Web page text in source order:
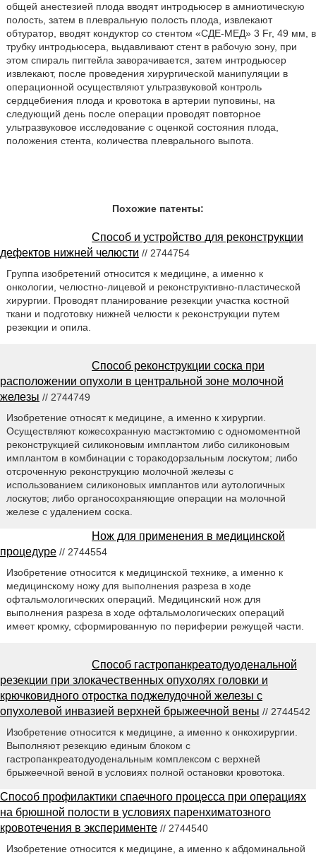
общей анестезией плода вводят интродьюсер в амниотическую
полость, затем в плевральную полость плода, извлекают
обтуратор, вводят кондуктор со стентом «СДЕ-МЕД» 3 Fr, 49 мм, в
трубку интродьюсера, выдавливают стент в рабочую зону, при
этом спираль пигтейла заворачивается, затем интродьюсер
извлекают, после проведения хирургической манипуляции в
операционной осуществляют ультразвуковой контроль
сердцебиения плода и кровотока в артерии пуповины, на
следующий день после операции проводят повторное
ультразвуковое исследование с оценкой состояния плода,
положения стента, количества плеврального выпота.
Похожие патенты:
Способ и устройство для реконструкции
дефектов нижней челюсти // 2744754
Группа изобретений относится к медицине, а именно к
онкологии, челюстно-лицевой и реконструктивно-пластической
хирургии. Проводят планирование резекции участка костной
ткани и подготовку нижней челюсти к реконструкции путем
резекции и опила.
Способ реконструкции соска при
расположении опухоли в центральной зоне молочной
железы // 2744749
Изобретение относят к медицине, а именно к хирургии.
Осуществляют кожесохранную мастэктомию с одномоментной
реконструкцией силиконовым имплантом либо силиконовым
имплантом в комбинации с торакодорзальным лоскутом; либо
отсроченную реконструкцию молочной железы с
использованием силиконовых имплантов или аутологичных
лоскутов; либо органосохраняющие операции на молочной
железе с удалением соска.
Нож для применения в медицинской
процедуре // 2744554
Изобретение относится к медицинской технике, а именно к
медицинскому ножу для выполнения разреза в ходе
офтальмологических операций. Медицинский нож для
выполнения разреза в ходе офтальмологических операций
имеет кромку, сформированную по периферии режущей части.
Способ гастропанкреатодуоденальной
резекции при злокачественных опухолях головки и
крючковидного отростка поджелудочной железы с
опухолевой инвазией верхней брыжеечной вены // 2744542
Изобретение относится к медицине, а именно к онкохирургии.
Выполняют резекцию единым блоком с
гастропанкреатодуоденальным комплексом с верхней
брыжеечной веной в условиях полной остановки кровотока.
Способ профилактики спаечного процесса при операциях
на брюшной полости в условиях паренхиматозного
кровотечения в эксперименте // 2744540
Изобретение относится к медицине, а именно к абдоминальной